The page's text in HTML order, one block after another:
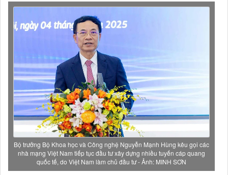
Bộ trưởng Bộ Khoa học và Công nghệ Nguyễn Mạnh Hùng kêu gọi các
nhà mạng Việt Nam tiếp tục đầu tư xây dựng nhiều tuyến cáp quang
quốc tế, do Việt Nam làm chủ đầu tư - Ảnh: MINH SƠN